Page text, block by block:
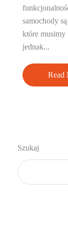
samochody
które musimy
jednak...
Read
Szukaj